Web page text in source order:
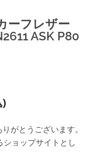
ーフレザー
ASK P80
)
がとうございます。
ョップサイトとし